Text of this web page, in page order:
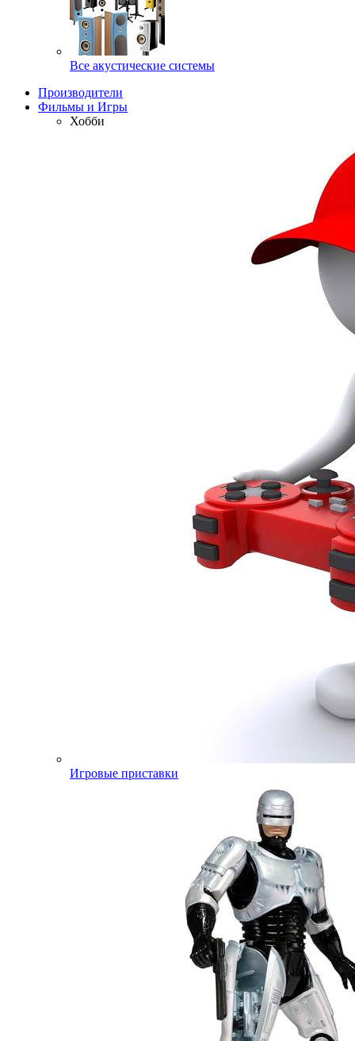
Все акустические системы
Производители
Фильмы и Игры
Хобби
Игровые приставки